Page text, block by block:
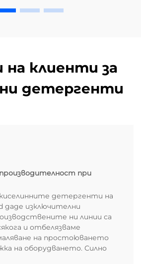
клиенти за
детергенти
при
детергенти на
даде изключителни
ни линии са
и отбелязваме
на простоюването
на оборудването. Силно